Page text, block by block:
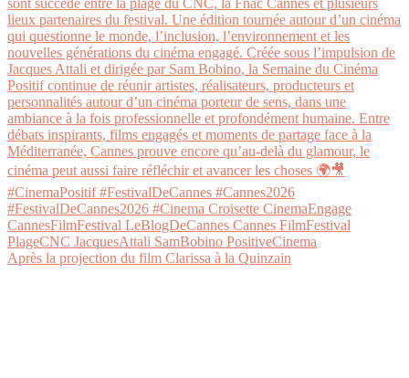
Après la projection du film Clarissa à la Quinzain